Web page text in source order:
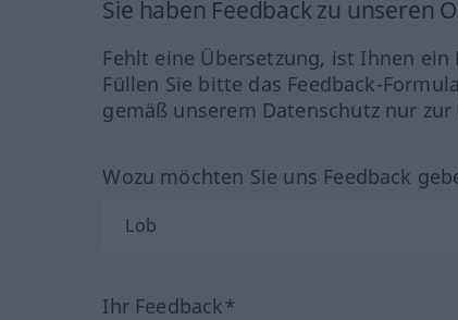
Sie haben Feedback zu unseren
Fehlt eine Übersetzung, ist Ihnen
Füllen Sie bitte das Feedback-
gemäß unserem Datenschutz nur
Wozu möchten Sie uns Feedback
Ihr Feedback*